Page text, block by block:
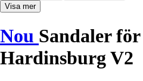
Visa mer
Nou Sandaler
Hardinsburg V2